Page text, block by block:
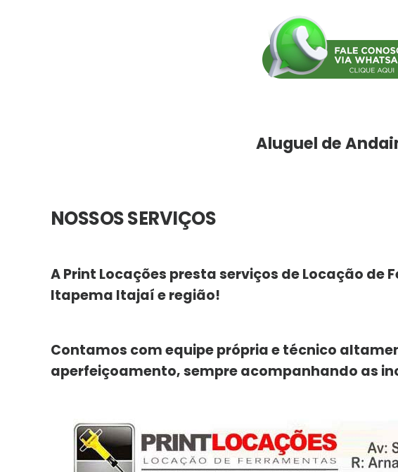
Aluguel de
NOSSOS SERVIÇOS
A Print Locações presta serviços de Locação
Itapema Itajaí e região!
Contamos com equipe própria e técnico
aperfeiçoamento, sempre acompanhando as